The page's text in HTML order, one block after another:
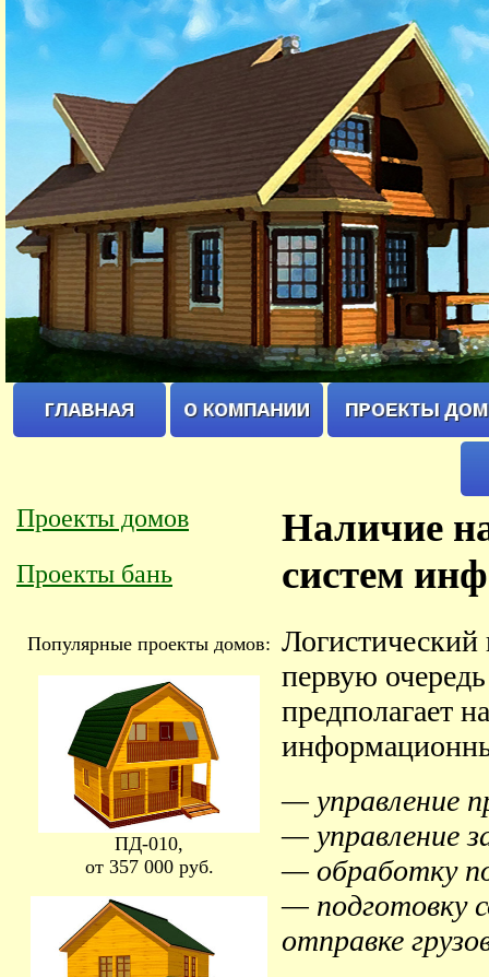
Проекты домов
Проекты бань
Популярные проекты домов:
ПД-010,
от 357 000 руб.
Наличие
систем
Логистический
первую
предполагает
— управление
— управление
— обработку
— подготовку
отправке